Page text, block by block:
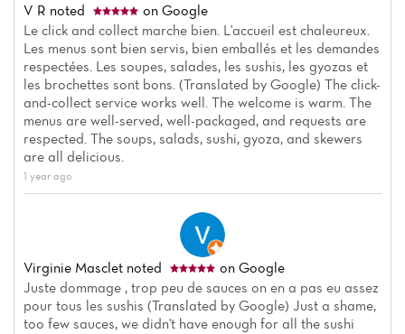
V R noted
on Google
Le click and collect marche bien. L'accueil est chaleureux.
Les menus sont bien servis, bien emballés et les demandes
respectées. Les soupes, salades, les sushis, les gyozas et
les brochettes sont bons. (Translated by Google) The click-
and-collect service works well. The welcome is warm. The
menus are well-served, well-packaged, and requests are
respected. The soups, salads, sushi, gyoza, and skewers
are all delicious.
1 year ago
Virginie Masclet noted
on Google
Juste dommage , trop peu de sauces on en a pas eu assez
pour tous les sushis (Translated by Google) Just a shame,
too few sauces, we didn't have enough for all the sushi